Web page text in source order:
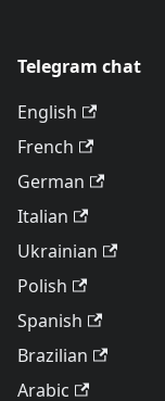
Telegram chat
English
French
German
Italian
Ukrainian
Polish
Spanish
Brazilian
Arabic